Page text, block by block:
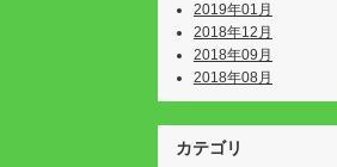
2019年01月
2018年12月
2018年09月
2018年08月
カテゴリ